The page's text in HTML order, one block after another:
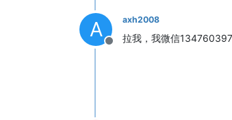
A
Offline
axh2008
拉我，我微信